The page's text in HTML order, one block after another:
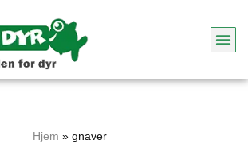
Hjem » gnaver